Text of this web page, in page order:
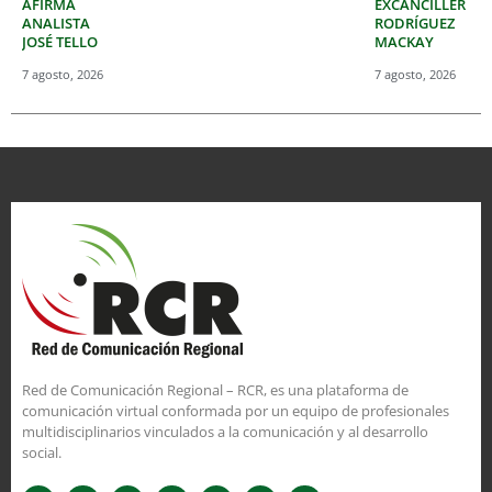
AFIRMA
ANALISTA
JOSÉ TELLO
7 agosto, 2026
EXCANCILLER
RODRÍGUEZ
MACKAY
7 agosto, 2026
Red de Comunicación Regional – RCR, es una plataforma de
comunicación virtual conformada por un equipo de profesionales
multidisciplinarios vinculados a la comunicación y al desarrollo
social.